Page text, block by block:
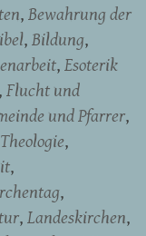
Bewahrung der
Bildung
Esoterik
Flucht und
und Pfarrer
Landeskirchen